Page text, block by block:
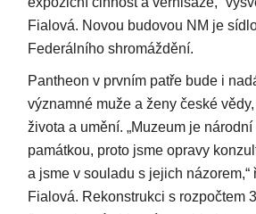
Fialová. Novou budovou NM je
Federálního shromáždění.
Pantheon v prvním patře bude i
významné muže a ženy české
života a umění. „Muzeum je
památkou, proto jsme opravy
a jsme v souladu s jejich názorem,“
Fialová. Rekonstrukci s rozpočtem